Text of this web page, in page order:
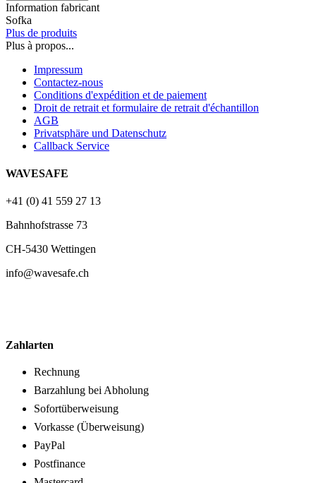
Information fabricant
Sofka
Plus de produits
Plus à propos...
Impressum
Contactez-nous
Conditions d'expédition et de paiement
Droit de retrait et formulaire de retrait d'échantillon
AGB
Privatsphäre und Datenschutz
Callback Service
WAVESAFE
+41 (0) 41 559 27 13
Bahnhofstrasse 73
CH-5430 Wettingen
info@wavesafe.ch
Zahlarten
Rechnung
Barzahlung bei Abholung
Sofortüberweisung
Vorkasse (Überweisung)
PayPal
Postfinance